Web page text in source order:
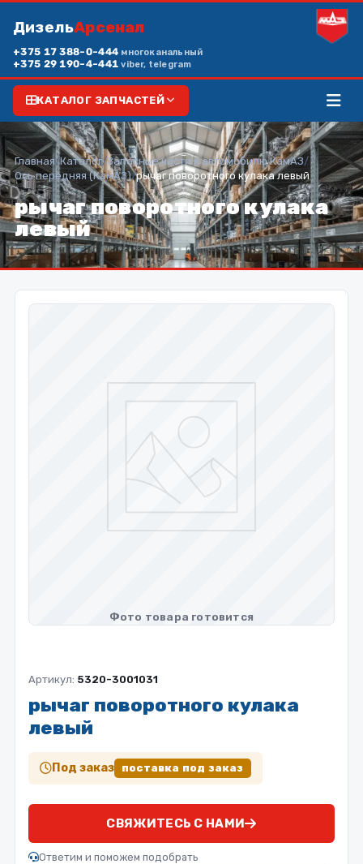
ДизельАрсенал
+375 17 388-0-444 многоканальный
+375 29 190-4-441viber, telegram
КАТАЛОГ ЗАПЧАСТЕЙ
Главная/Каталог/Запасные части к автомобилю КамАЗ/
Ось передняя (КамАЗ)/рычаг поворотного кулака левый
рычаг поворотного кулака
левый
Артикул: 5320-3001031
рычаг поворотного кулака
левый
Под заказ поставка под заказ
СВЯЖИТЕСЬ С НАМИ
Ответим и поможем подобрать